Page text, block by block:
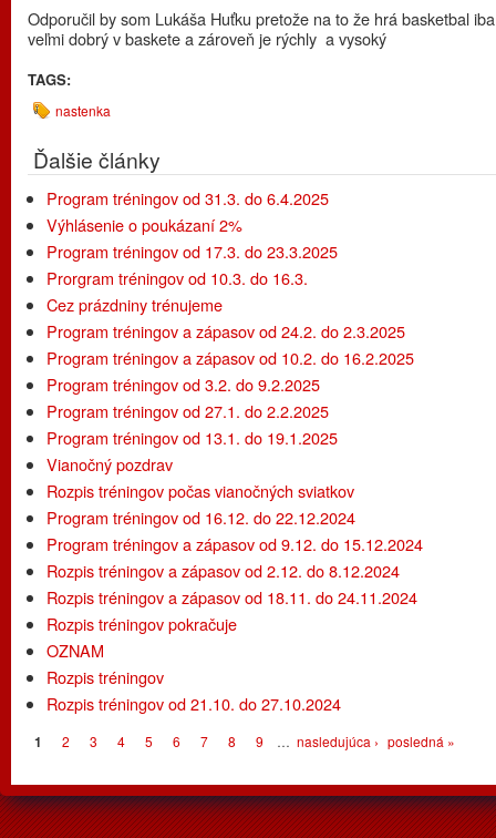
Odporučil by som Lukáša Huťku pretože na to že hrá basketbal
veľmi dobrý v baskete a zároveň je rýchly a vysoký
TAGS:
nastenka
Ďalšie články
Program tréningov od 31.3. do 6.4.2025
Výhlásenie o poukázaní 2%
Program tréningov od 17.3. do 23.3.2025
Prorgram tréningov od 10.3. do 16.3.
Cez prázdniny trénujeme
Program tréningov a zápasov od 24.2. do 2.3.2025
Program tréningov a zápasov od 10.2. do 16.2.2025
Program tréningov od 3.2. do 9.2.2025
Program tréningov od 27.1. do 2.2.2025
Program tréningov od 13.1. do 19.1.2025
Vianočný pozdrav
Rozpis tréningov počas vianočných sviatkov
Program tréningov od 16.12. do 22.12.2024
Program tréningov a zápasov od 9.12. do 15.12.2024
Rozpis tréningov a zápasov od 2.12. do 8.12.2024
Rozpis tréningov a zápasov od 18.11. do 24.11.2024
Rozpis tréningov pokračuje
OZNAM
Rozpis tréningov
Rozpis tréningov od 21.10. do 27.10.2024
Stránky
1 2 3 4 5 6 7 8 9 … nasledujúca › posledná »